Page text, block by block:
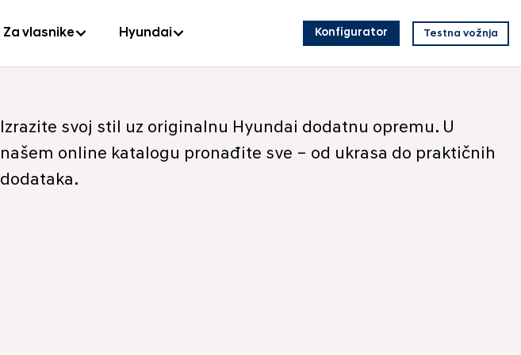
Za vlasnike Hyundai Konfigurator Testna vožnja
Izrazite svoj stil uz originalnu Hyundai dodatnu opremu. U
našem online katalogu pronađite sve – od ukrasa do praktičnih
dodataka.